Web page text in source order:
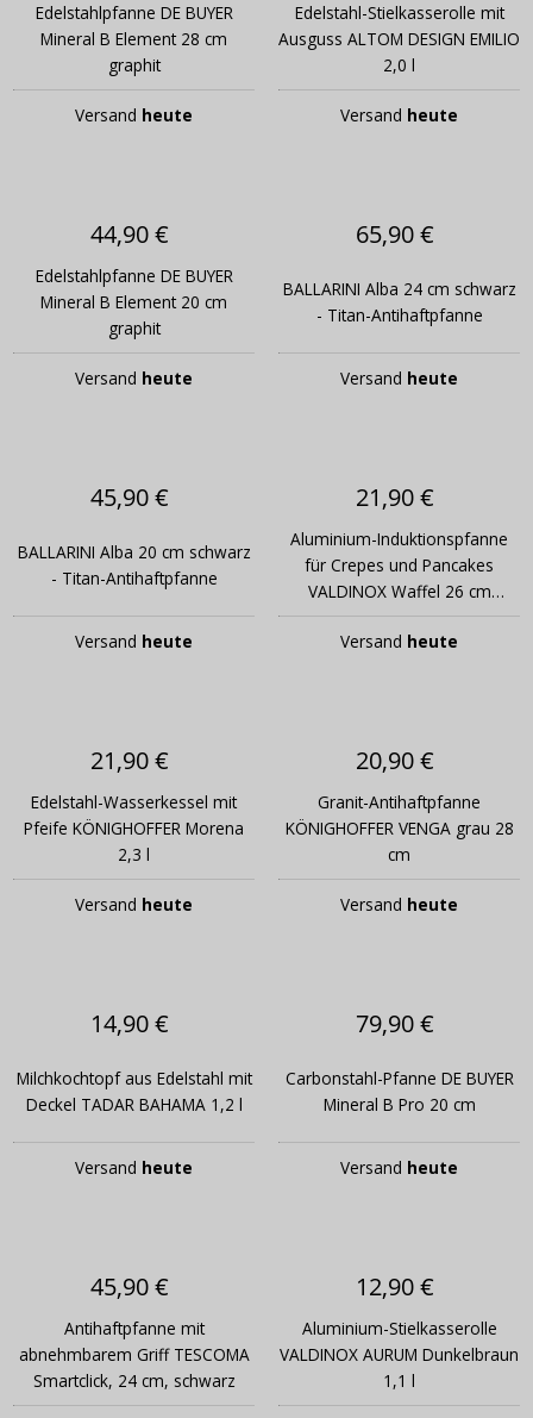
Edelstahlpfanne DE BUYER
Mineral B Element 28 cm
graphit
Versand heute
Edelstahl-Stielkasserolle mit
Ausguss ALTOM DESIGN EMILIO
2,0 l
Versand heute
44,90 €
Edelstahlpfanne DE BUYER
Mineral B Element 20 cm
graphit
Versand heute
65,90 €
BALLARINI Alba 24 cm schwarz
- Titan-Antihaftpfanne
Versand heute
45,90 €
BALLARINI Alba 20 cm schwarz
- Titan-Antihaftpfanne
Versand heute
21,90 €
Aluminium-Induktionspfanne
für Crepes und Pancakes
VALDINOX Waffel 26 cm
schwarz
Versand heute
21,90 €
Edelstahl-Wasserkessel mit
Pfeife KÖNIGHOFFER Morena
2,3 l
Versand heute
20,90 €
Granit-Antihaftpfanne
KÖNIGHOFFER VENGA grau 28
cm
Versand heute
14,90 €
Milchkochtopf aus Edelstahl mit
Deckel TADAR BAHAMA 1,2 l
Versand heute
79,90 €
Carbonstahl-Pfanne DE BUYER
Mineral B Pro 20 cm
Versand heute
45,90 €
Antihaftpfanne mit
abnehmbarem Griff TESCOMA
Smartclick, 24 cm, schwarz
12,90 €
Aluminium-Stielkasserolle
VALDINOX AURUM Dunkelbraun
1,1 l